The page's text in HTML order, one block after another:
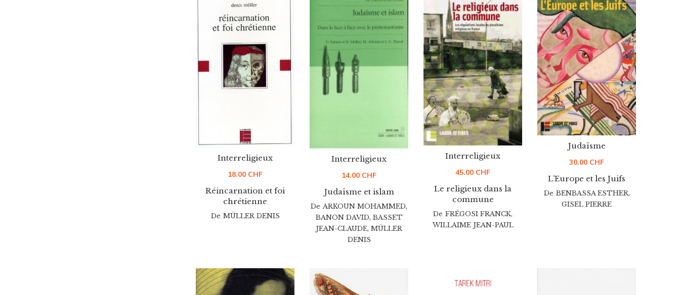
Réincarnation et foi
chrétienne
Interreligieux
18.00 CHF
De MÜLLER DENIS
Judaïsme et islam
Interreligieux
14.00 CHF
De ARKOUN MOHAMMED,
BANON DAVID, BASSET
JEAN-CLAUDE, MÜLLER
DENIS
Le religieux dans la
commune
Interreligieux
45.00 CHF
De FRÉGOSI FRANCK,
WILLAIME JEAN-PAUL
L’Europe et les Juifs
Judaïsme
30.00 CHF
De BENBASSA ESTHER,
GISEL PIERRE